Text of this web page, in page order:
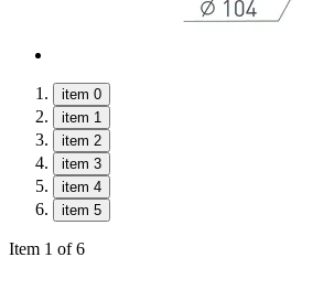
item 0
item 1
item 2
item 3
item 4
item 5
Item 1 of 6